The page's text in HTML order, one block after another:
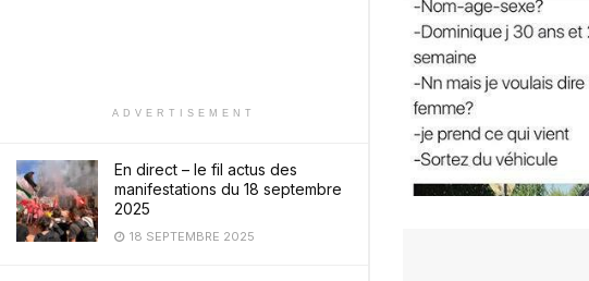
ADVERTISEMENT
En direct – le fil actus des
manifestations du 18 septembre
2025
18 SEPTEMBRE 2025